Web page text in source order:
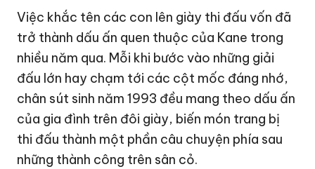
Việc khắc tên các con lên giày thi đấu vốn đã
trở thành dấu ấn quen thuộc của Kane trong
nhiều năm qua. Mỗi khi bước vào những giải
đấu lớn hay chạm tới các cột mốc đáng nhớ,
chân sút sinh năm 1993 đều mang theo dấu ấn
của gia đình trên đôi giày, biến món trang bị
thi đấu thành một phần câu chuyện phía sau
những thành công trên sân cỏ.